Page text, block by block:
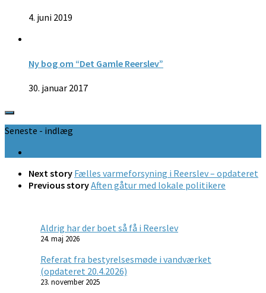
4. juni 2019
Ny bog om “Det Gamle Reerslev”
30. januar 2017
Seneste - indlæg
Next story Fælles varmeforsyning i Reerslev – opdateret
Previous storyAften gåtur med lokale politikere
Aldrig har der boet så få i Reerslev
24. maj 2026
Referat fra bestyrelsesmøde i vandværket
(opdateret 20.4.2026)
23. november 2025